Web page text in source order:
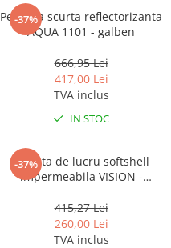
-37%
Pelerina scurta reflectorizanta
AQUA 1101 - galben
666,95 Lei
417,00 Lei
TVA inclus
IN STOC
-37%
Jacheta de lucru softshell
impermeabila VISION -
415,27 Lei
260,00 Lei
TVA inclus